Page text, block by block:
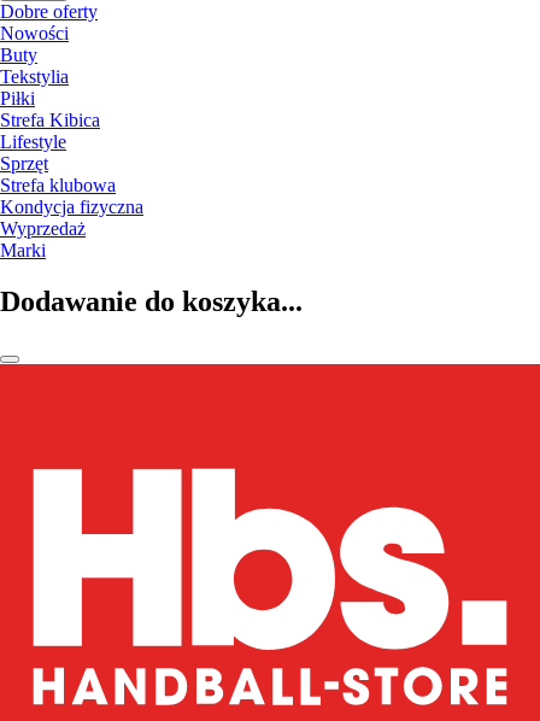
Dobre oferty
Nowości
Buty
Tekstylia
Piłki
Strefa Kibica
Lifestyle
Sprzęt
Strefa klubowa
Kondycja fizyczna
Wyprzedaż
Marki
Dodawanie do koszyka...